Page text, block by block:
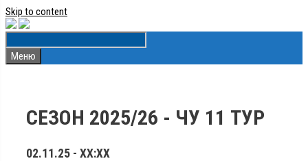
Skip to content
Меню
СЕЗОН 2025/26 - ЧУ 11 ТУР
02.11.25 - ХХ:ХХ